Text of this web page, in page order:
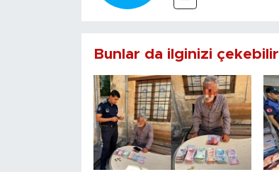
Bunlar da ilginizi çekebilir